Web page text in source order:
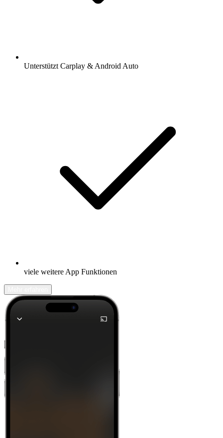
Unterstützt Carplay & Android Auto
viele weitere App Funktionen